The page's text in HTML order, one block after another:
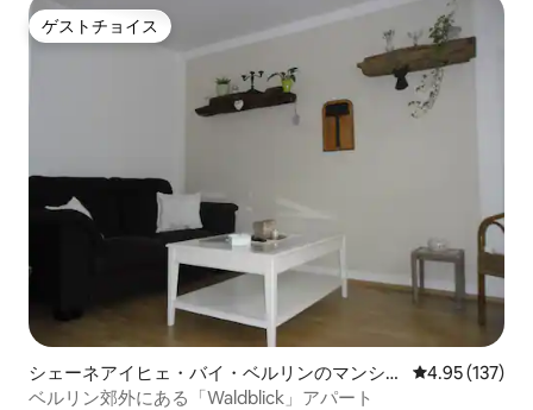
ゲストチョイス
ゲストチョイス
シェーネアイヒェ・バイ・ベルリンのマンショ
ン・アパート
レビュー137
4.95 (137)
ベルリン郊外にある「Waldblick」アパート